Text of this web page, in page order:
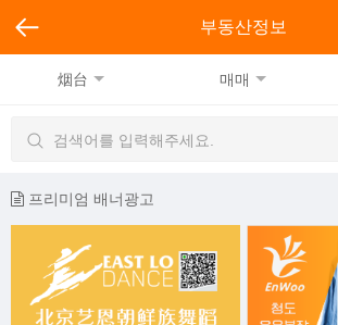
부동산정보
烟台 매매
프리미엄 배너광고